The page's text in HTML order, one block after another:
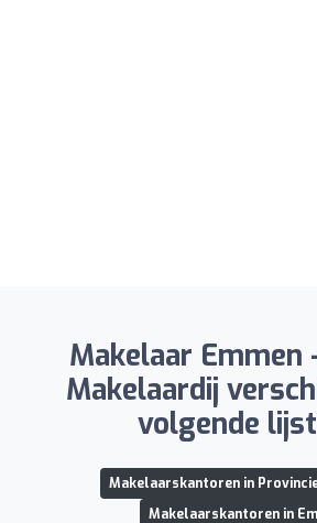
Makelaar Emmen
Makelaardij
volgende
Makelaarskantoren in
Makelaarskantoren in